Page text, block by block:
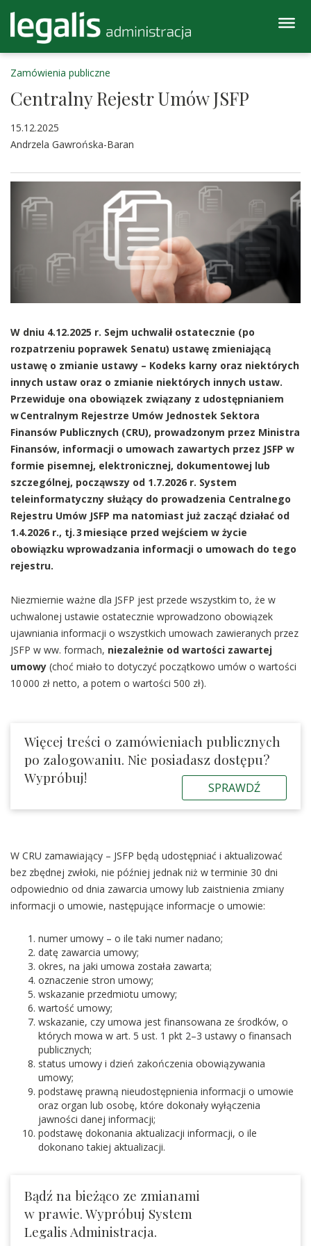
Zamówienia publiczne
Centralny Rejestr Umów JSFP
15.12.2025
Andrzela Gawrońska-Baran
W dniu 4.12.2025 r. Sejm uchwalił ostatecznie (po
rozpatrzeniu poprawek Senatu) ustawę zmieniającą
ustawę o zmianie ustawy – Kodeks karny oraz niektórych
innych ustaw oraz o zmianie niektórych innych ustaw.
Przewiduje ona obowiązek związany z udostępnianiem
w Centralnym Rejestrze Umów Jednostek Sektora
Finansów Publicznych (CRU), prowadzonym przez Ministra
Finansów, informacji o umowach zawartych przez JSFP w
formie pisemnej, elektronicznej, dokumentowej lub
szczególnej, począwszy od 1.7.2026 r. System
teleinformatyczny służący do prowadzenia Centralnego
Rejestru Umów JSFP ma natomiast już zacząć działać od
1.4.2026 r., tj. 3 miesiące przed wejściem w życie
obowiązku wprowadzania informacji o umowach do tego
rejestru.
Niezmiernie ważne dla JSFP jest przede wszystkim to, że w
uchwalonej ustawie ostatecznie wprowadzono obowiązek
ujawniania informacji o wszystkich umowach zawieranych przez
JSFP w ww. formach, niezależnie od wartości zawartej
umowy (choć miało to dotyczyć początkowo umów o wartości
10 000 zł netto, a potem o wartości 500 zł).
Więcej treści o zamówieniach publicznych
po zalogowaniu. Nie posiadasz dostępu?
Wypróbuj!
SPRAWDŹ
W CRU zamawiający – JSFP będą udostępniać i aktualizować
bez zbędnej zwłoki, nie później jednak niż w terminie 30 dni
odpowiednio od dnia zawarcia umowy lub zaistnienia zmiany
informacji o umowie, następujące informacje o umowie:
numer umowy – o ile taki numer nadano;
datę zawarcia umowy;
okres, na jaki umowa została zawarta;
oznaczenie stron umowy;
wskazanie przedmiotu umowy;
wartość umowy;
wskazanie, czy umowa jest finansowana ze środków, o
których mowa w art. 5 ust. 1 pkt 2–3 ustawy o finansach
publicznych;
status umowy i dzień zakończenia obowiązywania
umowy;
podstawę prawną nieudostępnienia informacji o umowie
oraz organ lub osobę, które dokonały wyłączenia
jawności danej informacji;
podstawę dokonania aktualizacji informacji, o ile
dokonano takiej aktualizacji.
Bądź na bieżąco ze zmianami
w prawie. Wypróbuj System
Legalis Administracja.